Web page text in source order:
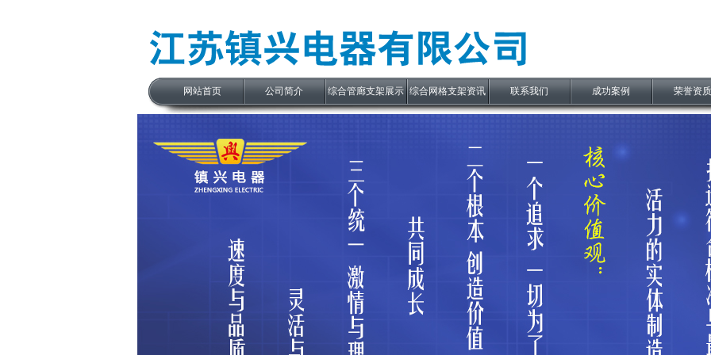
网站首页 公司简介 综合管廊支架展示 综合网格支架资讯 联系我们 成功案例 荣誉资质